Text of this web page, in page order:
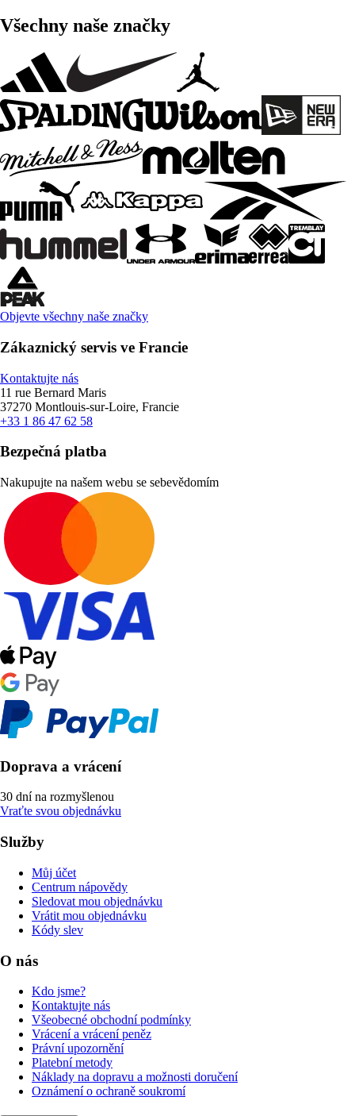
Všechny naše značky
Objevte všechny naše značky
Zákaznický servis ve Francie
Kontaktujte nás
11 rue Bernard Maris
37270 Montlouis-sur-Loire, Francie
+33 1 86 47 62 58
Bezpečná platba
Nakupujte na našem webu se sebevědomím
Doprava a vrácení
30 dní na rozmyšlenou
Vraťte svou objednávku
Služby
Můj účet
Centrum nápovědy
Sledovat mou objednávku
Vrátit mou objednávku
Kódy slev
O nás
Kdo jsme?
Kontaktujte nás
Všeobecné obchodní podmínky
Vrácení a vrácení peněz
Právní upozornění
Platební metody
Náklady na dopravu a možnosti doručení
Oznámení o ochraně soukromí